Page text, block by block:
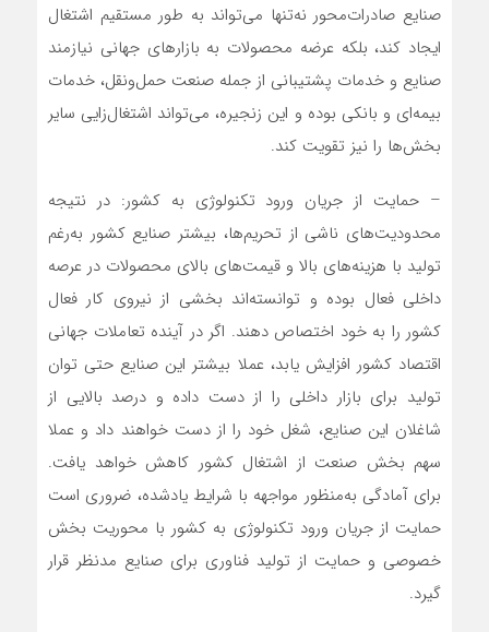
صنایع صادرات‌محور نه‌‌‌تنها می‌‌‌تواند به طور مستقیم اشتغال
ایجاد کند، بلکه عرضه محصولات به بازارهای جهانی نیازمند
صنایع و خدمات پشتیبانی از جمله صنعت حمل‌ونقل، خدمات
بیمه‌‌‌ای و بانکی بوده و این زنجیره، می‌‌‌تواند اشتغال‌زایی سایر
بخش‌‌‌ها را نیز تقویت کند.
– حمایت از جریان ورود تکنولوژی به کشور: در نتیجه
محدودیت‌‌‌های ناشی از تحریم‌‌‌ها، بیشتر صنایع کشور به‌رغم
تولید با هزینه‌‌‌های بالا و قیمت‌های بالای محصولات در عرصه
داخلی فعال بوده و توانسته‌‌‌اند بخشی از نیروی کار فعال
کشور را به خود اختصاص دهند. اگر در آینده تعاملات جهانی
اقتصاد کشور افزایش یابد، عملا بیشتر این صنایع حتی توان
تولید برای بازار داخلی را از دست داده و‌ درصد بالایی از
شاغلان این صنایع، شغل خود را از دست خواهند داد و عملا
سهم بخش صنعت از اشتغال کشور کاهش خواهد یافت.
برای آمادگی به‌منظور مواجهه با شرایط یادشده، ضروری است
حمایت از جریان ورود تکنولوژی به کشور با محوریت بخش
خصوصی و حمایت از تولید فناوری برای صنایع مدنظر قرار
گیرد.